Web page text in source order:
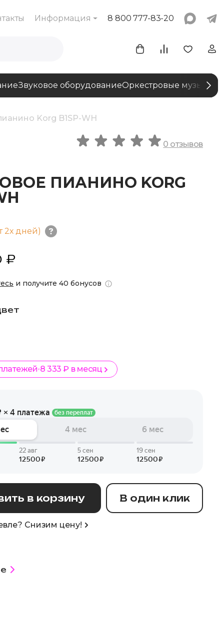
Информация 8 800 777-83-20
Звуковое оборудованиеОркестровые
Korg B1SP-WH
0 отзывов
ПИАНИНО KORG
2х дней)
₽
и получите 40 бонусов
8 333 ₽ в месяц
в корзину В один клик
Снизим цену!